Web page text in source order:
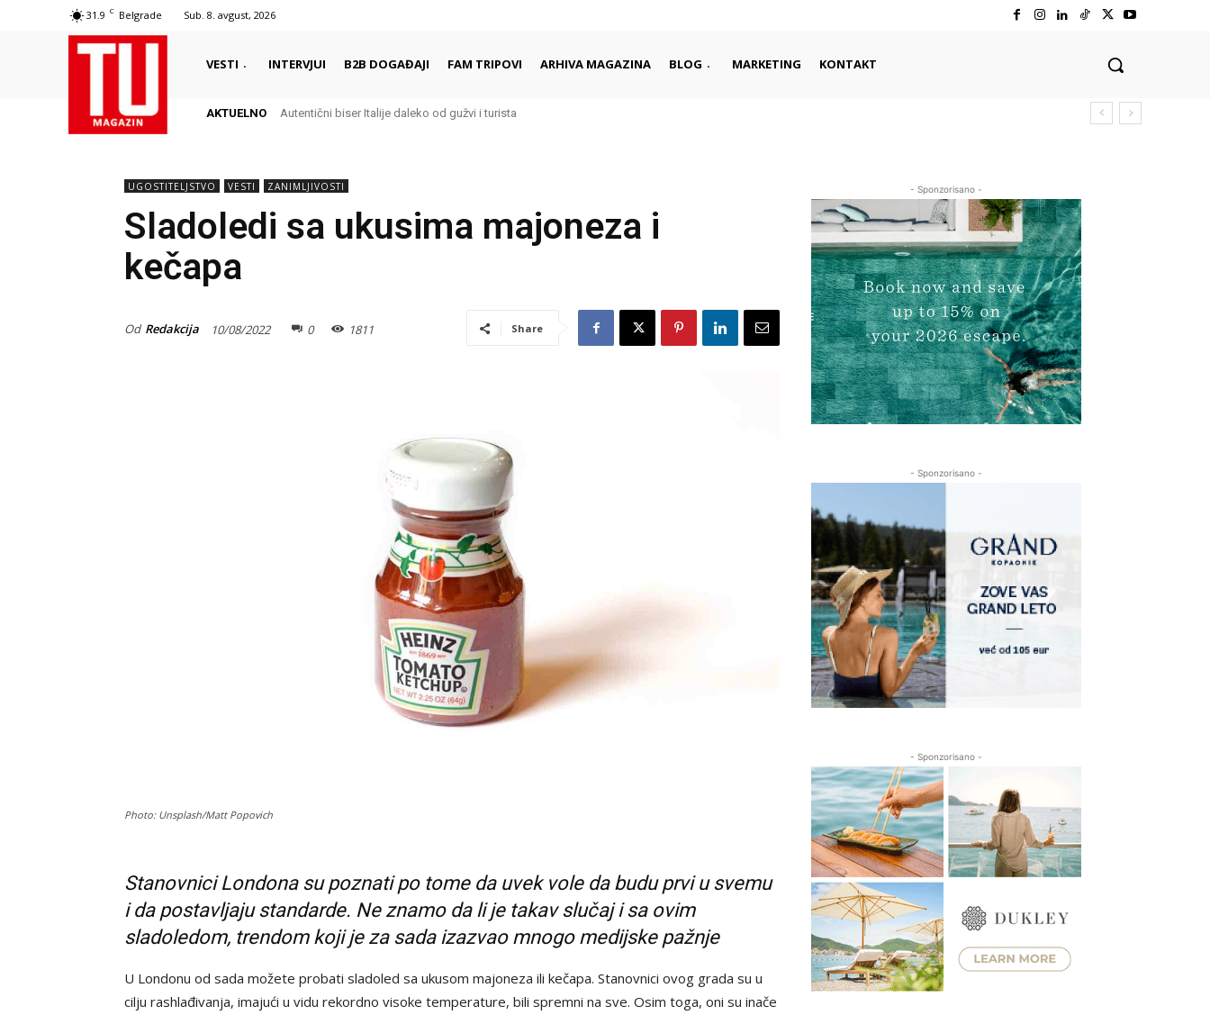
31.9 C Belgrade Sub. 8. avgust, 2026
VESTI INTERVJUI B2B DOGAĐAJI FAM TRIPOVI ARHIVA MAGAZINA BLOG MARKETING KONTAKT
AKTUELNO Autentični biser Italije daleko od gužvi i turista
UGOSTITELJSTVO VESTI ZANIMLJIVOSTI
Sladoledi sa ukusima majoneza i
kečapa
Od Redakcija 10/08/2022 0 1811 Share
Photo: Unsplash/Matt Popovich
Stanovnici Londona su poznati po tome da uvek vole da budu prvi u svemu
i da postavljaju standarde. Ne znamo da li je takav slučaj i sa ovim
sladoledom, trendom koji je za sada izazvao mnogo medijske pažnje
U Londonu od sada možete probati sladoled sa ukusom majoneza ili kečapa. Stanovnici ovog grada su u
cilju rashlađivanja, imajući u vidu rekordno visoke temperature, bili spremni na sve. Osim toga, oni su inače
- Sponzorisano -
- Sponzorisano -
- Sponzorisano -